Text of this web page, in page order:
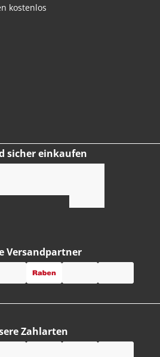
kostenlos
sicher einkaufen
Zahlarten
Versandpartner